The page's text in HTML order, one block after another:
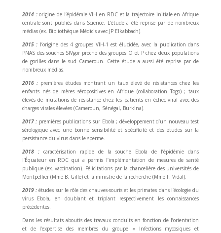
2014 :origine de l’épidémie VIH en RDC et la trajectoire initiale en Afrique
centrale sont publiés dans Science. L’étude a été reprise par de nombreux
médias (ex. Bibliothèque Médicis avec JP Elkabbach).
2015 : l’origine des 4 groupes VIH-1 est élucidée, avec la publication dans
PNAS des souches SIVgor proche des groupes O et P chez deux populations
de gorilles dans le sud Cameroun. Cette étude a aussi été reprise par de
nombreux médias.
2016 : premières études montrant un taux élevé de résistances chez les
enfants nés de mères séropositives en Afrique (collaboration Togo) ; taux
élevés de mutations de résistance chez les patients en échec viral avec des
charges virales élevées (Cameroun, Sénégal, Burkina).
2017 : premières publications sur Ebola ; développement d’un nouveau test
sérologique avec une bonne sensibilité et spécificité et des études sur la
persistance du virus dans le sperme.
2018 :caractérisation rapide de la souche Ebola de l’épidémie dans
l’Équateur en RDC qui a permis l’implémentation de mesures de santé
publique (ex. vaccination). Félicitations par la chancelière des universités de
Montpellier (Mme B. Gille) et la ministre de la recherche (Mme F. Vidal).
2019 : études sur le rôle des chauves-souris et les primates dans l’écologie du
virus Ebola, en doublant et triplant respectivement les connaissances
précédentes.
Dans les résultats aboutis des travaux conduits en fonction de l’orientation
et de l’expertise des membres du groupe « Infections mycosiques et